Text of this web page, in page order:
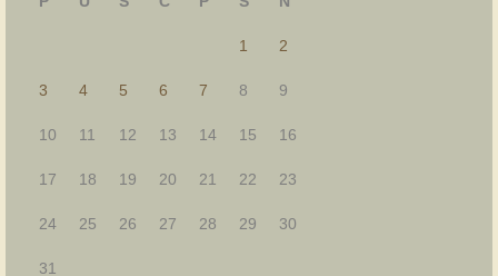
1 2
3 4 5 6 7 8 9
10 11 12 13 14 15 16
17 18 19 20 21 22 23
24 25 26 27 28 29 30
31